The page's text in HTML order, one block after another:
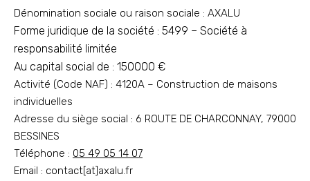
Dénomination sociale ou raison sociale : AXALU
Forme juridique de la société : 5499 – Société à
responsabilité limitée
Au capital social de : 150000 €
Activité (Code NAF) : 4120A – Construction de maisons
individuelles
Adresse du siège social : 6 ROUTE DE CHARCONNAY, 79000
BESSINES
Téléphone : 05 49 05 14 07
Email : contact[at]axalu.fr